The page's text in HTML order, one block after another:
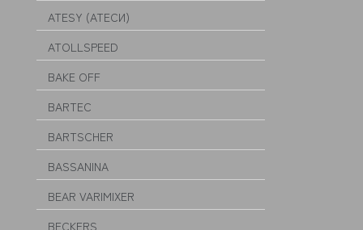
ATESY (АТЕСИ)
ATOLLSPEED
BAKE OFF
BARTEC
BARTSCHER
BASSANINA
BEAR VARIMIXER
BECKERS